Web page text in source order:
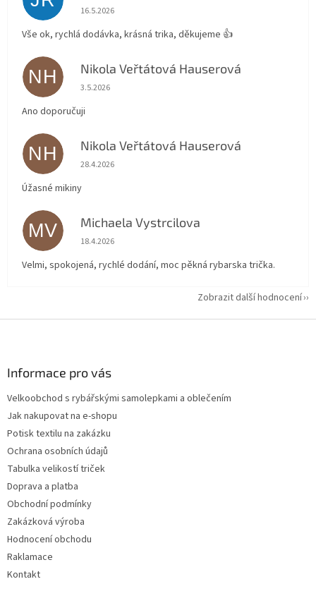
Hodnocení obchodu je 5 z 5 hvězdiček.
16.5.2026
Vše ok, rychlá dodávka, krásná trika, děkujeme 👍
NH Nikola Veřtátová Hauserová
Hodnocení obchodu je 5 z 5 hvězdiček.
3.5.2026
Ano doporučuji
NH Nikola Veřtátová Hauserová
Hodnocení obchodu je 5 z 5 hvězdiček.
28.4.2026
Úžasné mikiny
MV Michaela Vystrcilova
Hodnocení obchodu je 5 z 5 hvězdiček.
18.4.2026
Velmi, spokojená, rychlé dodání, moc pěkná rybarska trička.
Zobrazit další hodnocení
Informace pro vás
Velkoobchod s rybářskými samolepkami a oblečením
Jak nakupovat na e-shopu
Potisk textilu na zakázku
Ochrana osobních údajů
Tabulka velikostí triček
Doprava a platba
Obchodní podmínky
Zakázková výroba
Hodnocení obchodu
Raklamace
Kontakt